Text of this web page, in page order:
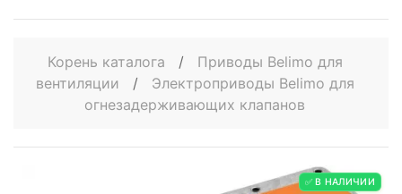
Корень каталога /
Приводы Belimo для
вентиляции
/
Электроприводы Belimo для
огнезадерживающих клапанов
✅ В НАЛИЧИИ